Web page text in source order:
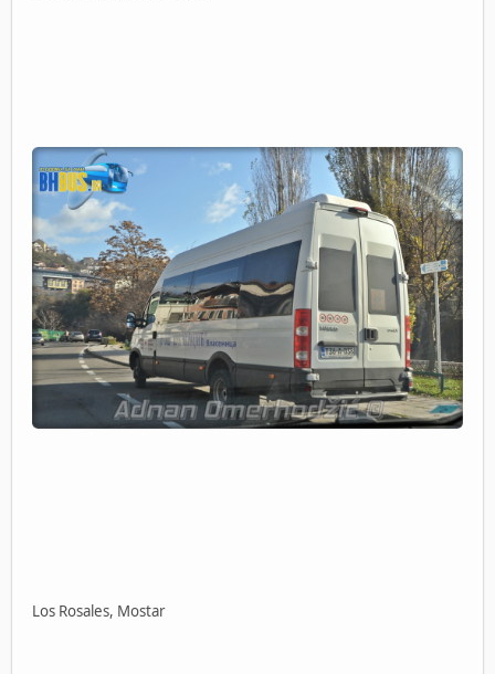
Los Rosales, Mostar